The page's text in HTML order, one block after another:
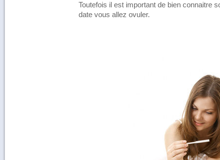
Toutefois il est important de bien connaitre
date vous allez ovuler.